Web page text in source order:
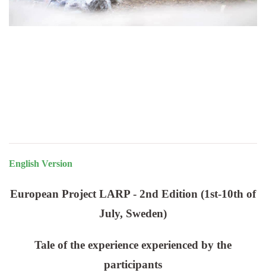
English Version
European Project LARP - 2nd Edition (1st-10th of
July, Sweden)
Tale of the experience experienced by the
participants